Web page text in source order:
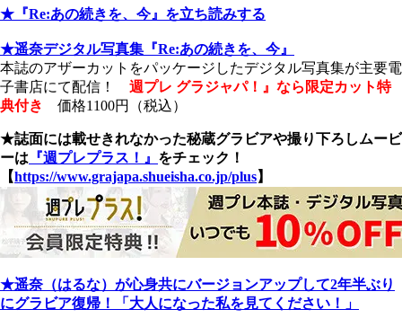
★『Re:あの続きを、今』を立ち読みする
★遥奈デジタル写真集『Re:あの続きを、今』
本誌のアザーカットをパッケージしたデジタル写真集が主要電
子書店にて配信！ 週プレ グラジャパ！』なら限定カット特
典付き
価格1100円（税込）
★誌面には載せきれなかった秘蔵グラビアや撮り下ろしムービ
ーは 『週プレプラス！』 をチェック！
【https://www.grajapa.shueisha.co.jp/plus】
★遥奈（はるな）が心身共にバージョンアップして2年半ぶり
にグラビア復帰！「大人になった私を見てください！」